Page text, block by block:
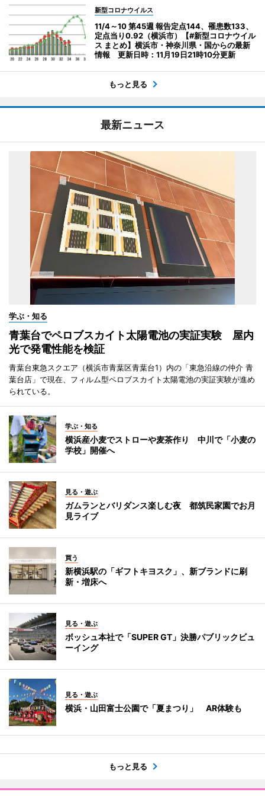
新型コロナウイルス
11/4～10 第45週 報告定点144、罹患数133、
定点当り0.92（横浜市）【#新型コロナウイル
ス まとめ】横浜市・神奈川県・国からの最新
情報 更新日時：11月19日21時10分更新
もっと見る
最新ニュース
学ぶ・知る
青葉台でペロブスカイト太陽電池の実証実験 屋内
光で発電性能を検証
青葉台東急スクエア（横浜市青葉区青葉台1）内の「東急沿線の仲介 青
葉台店」で現在、フィルム型ペロブスカイト太陽電池の実証実験が進め
られている。
学ぶ・知る
横浜産小麦でストローや麦茶作り 中川で「小麦の
学校」開催へ
見る・遊ぶ
ガムランとバリダンス楽しむ夜 都筑民家園でお月
見ライブ
買う
新横浜駅の「ギフトキヨスク」、新ブランドに刷
新・増床へ
見る・遊ぶ
ボッシュ本社で「SUPER GT」決勝パブリックビュ
ーイング
見る・遊ぶ
横浜・山田富士公園で「夏まつり」 AR体験も
もっと見る